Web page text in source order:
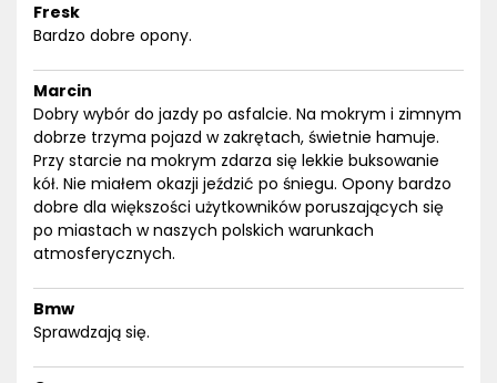
Fresk
Bardzo dobre opony.
Marcin
Dobry wybór do jazdy po asfalcie. Na mokrym i zimnym
dobrze trzyma pojazd w zakrętach, świetnie hamuje.
Przy starcie na mokrym zdarza się lekkie buksowanie
kół. Nie miałem okazji jeździć po śniegu. Opony bardzo
dobre dla większości użytkowników poruszających się
po miastach w naszych polskich warunkach
atmosferycznych.
Bmw
Sprawdzają się.